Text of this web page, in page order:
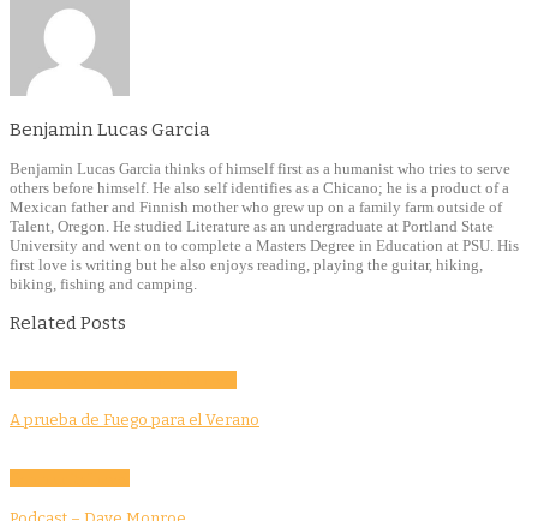
Benjamin Lucas Garcia
Benjamin Lucas Garcia thinks of himself first as a humanist who tries to serve
others before himself. He also self identifies as a Chicano; he is a product of a
Mexican father and Finnish mother who grew up on a family farm outside of
Talent, Oregon. He studied Literature as an undergraduate at Portland State
University and went on to complete a Masters Degree in Education at PSU. His
first love is writing but he also enjoys reading, playing the guitar, hiking,
biking, fishing and camping.
Related Posts
A prueba de Fuego para el Verano